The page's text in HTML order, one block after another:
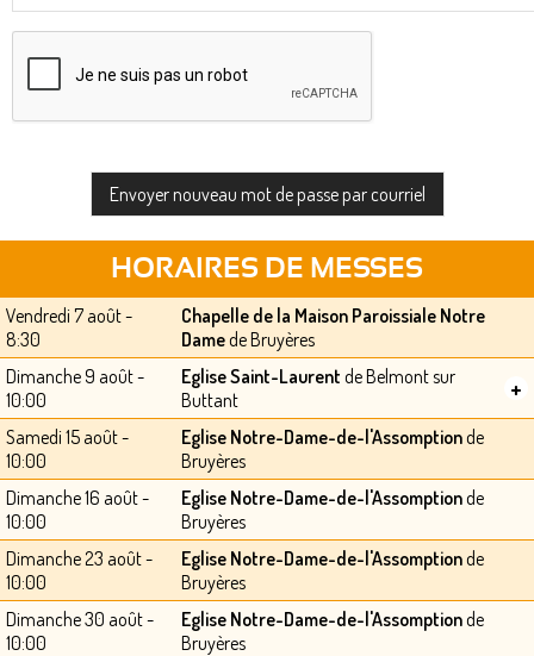
HORAIRES DE MESSES
Vendredi 7 août -
8:30
Chapelle de la Maison Paroissiale Notre
Damede Bruyères
Dimanche 9 août -
10:00
Eglise Saint-Laurent de Belmont sur
Buttant
+
Samedi 15 août -
10:00
Eglise Notre-Dame-de-l'Assomptionde
Bruyères
Dimanche 16 août -
10:00
Eglise Notre-Dame-de-l'Assomptionde
Bruyères
Dimanche 23 août -
10:00
Eglise Notre-Dame-de-l'Assomptionde
Bruyères
Dimanche 30 août -
10:00
Eglise Notre-Dame-de-l'Assomptionde
Bruyères